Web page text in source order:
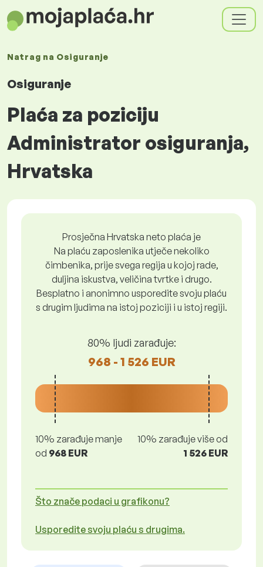
Natrag na Osiguranje
Osiguranje
Plaća za poziciju
Administrator osiguranja,
Hrvatska
Prosječna Hrvatska neto plaća je
Na plaću zaposlenika utječe nekoliko
čimbenika, prije svega regija u kojoj rade,
duljina iskustva, veličina tvrtke i drugo.
Besplatno i anonimno usporedite svoju plaću
s drugim ljudima na istoj poziciji i u istoj regiji.
80% ljudi zarađuje:
968 - 1 526 EUR
10% zarađuje manje
od 968 EUR
10% zarađuje više od
1 526 EUR
Što znače podaci u grafikonu?
Usporedite svoju plaću s drugima.